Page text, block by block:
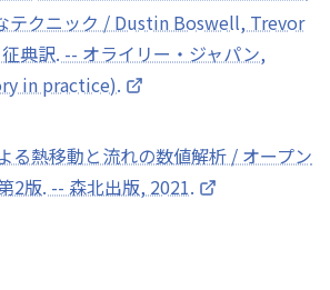
テクニック / Dustin Boswell, Trevor
典訳. -- オライリー・ジャパン,
in practice).
る熱移動と流れの数値解析 / オープン
2版. -- 森北出版, 2021.